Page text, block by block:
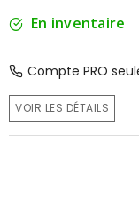
En inventaire
Compte PRO
VOIR LES DÉTAILS